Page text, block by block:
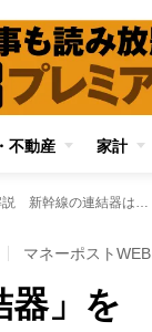
不動産 家計
日本の鉄道で使われる「3種類の連結器」を解説 新幹線の連結器は基本的には外からは見えない構造に、連結器が見えるのは一部の新幹線のみ
マネーポストWEB
器」を